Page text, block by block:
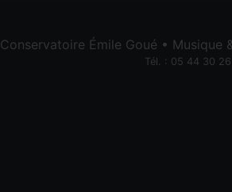
Conservatoire Émile Goué • Musique
Tél. : 05 44 30